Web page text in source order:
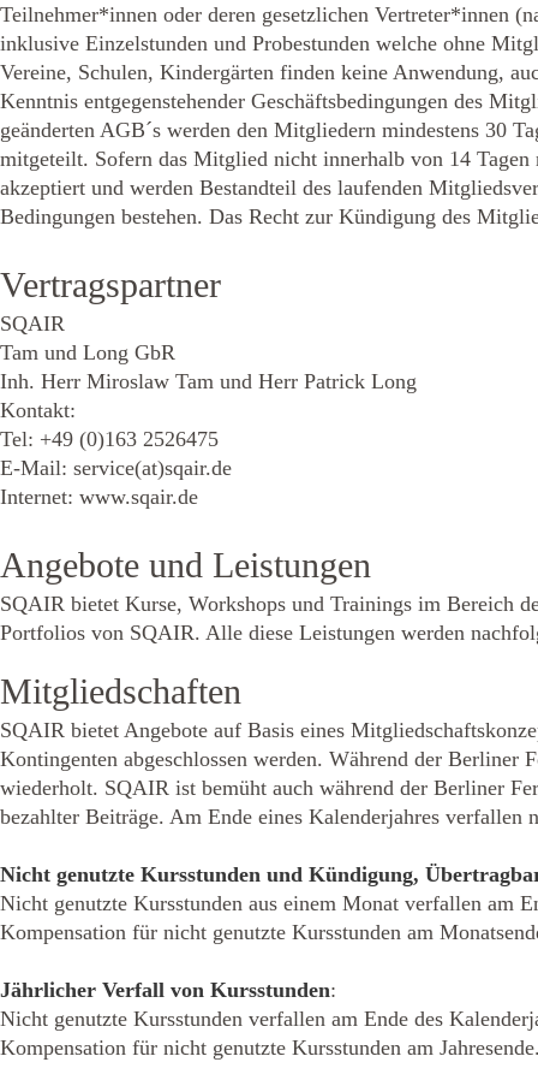
Teilnehmer*innen oder deren gesetzlichen Vertreter*innen
inklusive Einzelstunden und Probestunden welche ohne
Vereine, Schulen, Kindergärten finden keine Anwendung,
Kenntnis entgegenstehender Geschäftsbedingungen des
geänderten AGB´s werden den Mitgliedern mindestens 30
mitgeteilt. Sofern das Mitglied nicht innerhalb von 14
akzeptiert und werden Bestandteil des laufenden
Bedingungen bestehen. Das Recht zur Kündigung des
Vertragspartner
SQAIR
Tam und Long GbR
Inh. Herr Miroslaw Tam und Herr Patrick Long
Kontakt:
Tel: +49 (0)163 2526475
E-Mail: service(at)sqair.de
Internet: www.sqair.de
Angebote und Leistungen
SQAIR bietet Kurse, Workshops und Trainings im Bereich
Portfolios von SQAIR. Alle diese Leistungen werden
Mitgliedschaften
SQAIR bietet Angebote auf Basis eines
Kontingenten abgeschlossen werden. Während der Berliner
wiederholt. SQAIR ist bemüht auch während der Berliner
bezahlter Beiträge. Am Ende eines Kalenderjahres verfallen
Nicht genutzte Kursstunden und Kündigung,
Nicht genutzte Kursstunden aus einem Monat verfallen am
Kompensation für nicht genutzte Kursstunden am
Jährlicher Verfall von Kursstunden:
Nicht genutzte Kursstunden verfallen am Ende des
Kompensation für nicht genutzte Kursstunden am